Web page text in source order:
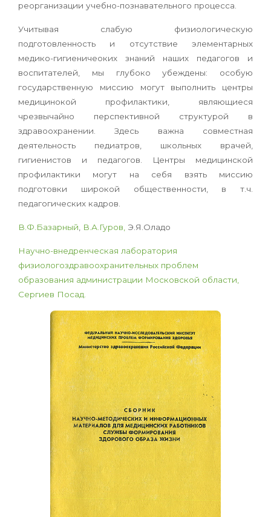
реорганизации учебно-познавательного процесса.
Учитывая слабую физиологическую
подготовленность и отсутствие элементарных
медико-гигиеничеоких знаний наших педагогов и
воспитателей, мы глубоко убеждены: особую
государственную миссию могут выполнить центры
медицинокой профилактики, являющиеся
чрезвычайно перспективной структурой в
здравоохранении. Здесь важна совместная
деятельность педиатров, школьных врачей,
гигиенистов и педагогов. Центры медицинской
профилактики могут на себя взять миссию
подготовки широкой общественности, в т.ч.
педагогических кадров.
В.Ф.Базарный, В.А.Гуров, Э.Я.Оладо
Научно-внедренческая лаборатория
физиологоздравоохранительных проблем
образования администрации Московской области,
Сергиев Посад.